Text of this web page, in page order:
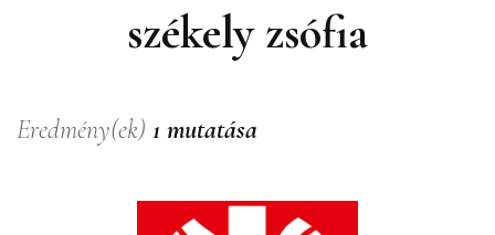
székely zsófia
Eredmény(ek) 1 mutatása